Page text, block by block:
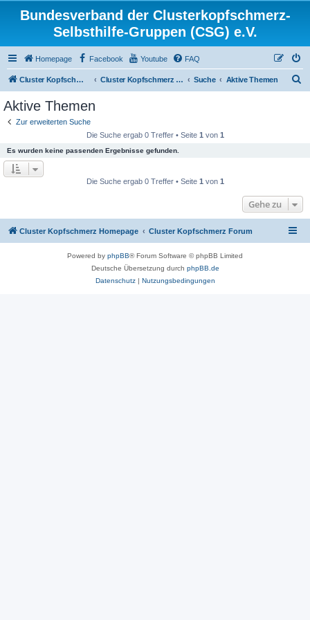
Bundesverband der Clusterkopfschmerz-
Selbsthilfe-Gruppen (CSG) e.V.
Homepage Facebook Youtube FAQ
Cluster Kopfschmerz Homepage Cluster Kopfschmerz Forum Suche Aktive Themen
Aktive Themen
Zur erweiterten Suche
Die Suche ergab 0 Treffer • Seite 1 von 1
Es wurden keine passenden Ergebnisse gefunden.
Die Suche ergab 0 Treffer • Seite 1 von 1
Gehe zu
Cluster Kopfschmerz Homepage Cluster Kopfschmerz Forum
Powered by phpBB® Forum Software © phpBB Limited
Deutsche Übersetzung durch phpBB.de
Datenschutz| Nutzungsbedingungen